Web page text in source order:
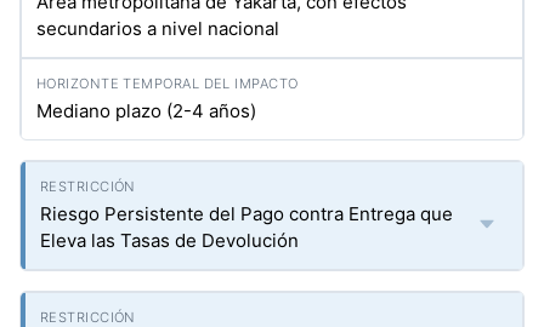
secundarios a nivel nacional
Mediano plazo (2-4 años)
Riesgo Persistente del Pago contra Entrega que
Eleva las Tasas de Devolución